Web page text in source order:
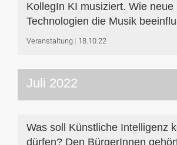
KollegIn KI musiziert. Wie neue
Technologien die Musik
Veranstaltung 18.10.22
Juli 2022
Was soll Künstliche Intelligenz
dürfen? Den BürgerInnen